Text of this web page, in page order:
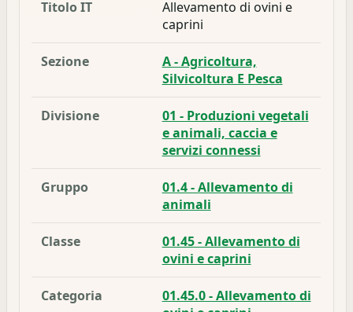
Titolo IT
Allevamento di ovini e
caprini
Sezione
A - Agricoltura,
Silvicoltura E Pesca
Divisione
01 - Produzioni vegetali
e animali, caccia e
servizi connessi
Gruppo
01.4 - Allevamento di
animali
Classe
01.45 - Allevamento di
ovini e caprini
Categoria
01.45.0 - Allevamento di